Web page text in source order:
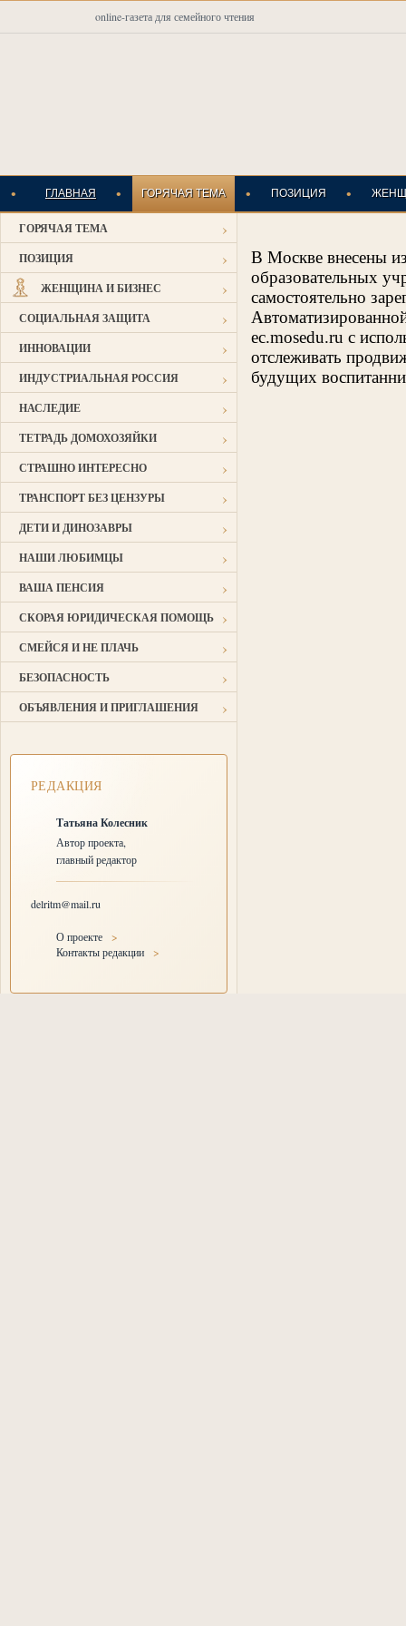
online-газета для семейного чтения
• ГЛАВНАЯ • ГОРЯЧАЯ ТЕМА • ПОЗИЦИЯ •
ИНДУСТРИАЛЬНАЯ
ГОРЯЧАЯ ТЕМА ›
ПОЗИЦИЯ ›
ЖЕНЩИНА И БИЗНЕС ›
СОЦИАЛЬНАЯ ЗАЩИТА ›
ИННОВАЦИИ ›
ИНДУСТРИАЛЬНАЯ РОССИЯ ›
НАСЛЕДИЕ ›
ТЕТРАДЬ ДОМОХОЗЯЙКИ ›
СТРАШНО ИНТЕРЕСНО ›
ТРАНСПОРТ БЕЗ ЦЕНЗУРЫ ›
ДЕТИ И ДИНОЗАВРЫ ›
НАШИ ЛЮБИМЦЫ ›
ВАША ПЕНСИЯ ›
СКОРАЯ ЮРИДИЧЕСКАЯ ПОМОЩЬ ›
СМЕЙСЯ И НЕ ПЛАЧЬ ›
БЕЗОПАСНОСТЬ ›
ОБЪЯВЛЕНИЯ И ПРИГЛАШЕНИЯ ›
РЕДАКЦИЯ
Татьяна Колесник
Автор проекта,
главный редактор
delritm@mail.ru
О проекте
>
Контакты редакции
>
В Москве внесены
образовательных
самостоятельно
ec.mosedu.ru с
отслеживать
будущих